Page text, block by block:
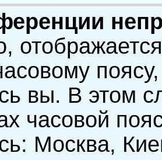
вы. В этом
часовой
Москва,